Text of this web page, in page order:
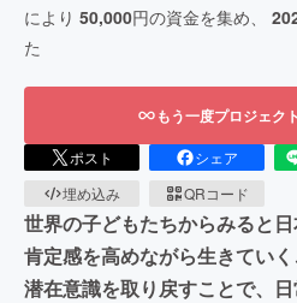
により 50,000円の資金を集め、
た
もう一度プロジェク
ポスト シェア
埋め込み
QRコード
世界の子どもたちからみると
肯定感を高めながら生きてい
潜在意識を取り戻すことで、